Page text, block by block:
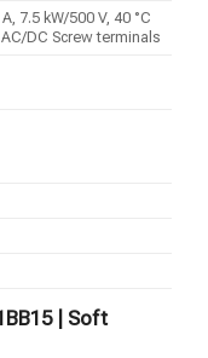
7.5 kW/500 V, 40 °C
DC Screw terminals
| Soft